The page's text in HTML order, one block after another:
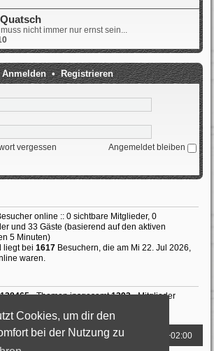
Cookies, um dir den
bei der Nutzung zu
nicht immer nur ernst sein...
Anmelden•Registrieren
vergessen Angemeldet bleiben
online :: 0 sichtbare Mitglieder, 0
und 33 Gäste (basierend auf den aktiven
5 Minuten)
liegt bei 1617 Besuchern, die am Mi 22. Jul 2026,
waren.
138465• Themen insgesamt1393• Mitglieder
Alle Zeiten sind UTC+02:00